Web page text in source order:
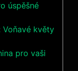
úspěšné
květy
pro vaši